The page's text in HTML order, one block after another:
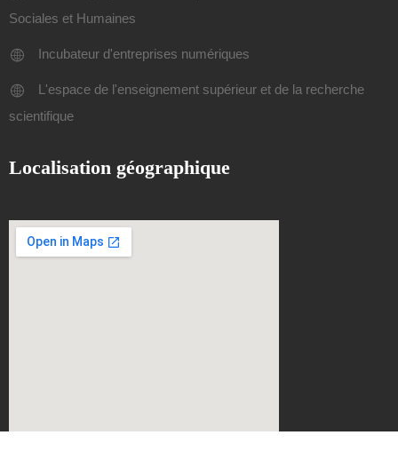
Sociales et Humaines
Incubateur d'entreprises numériques
L'espace de l'enseignement supérieur et de la recherche
scientifique
Localisation géographique